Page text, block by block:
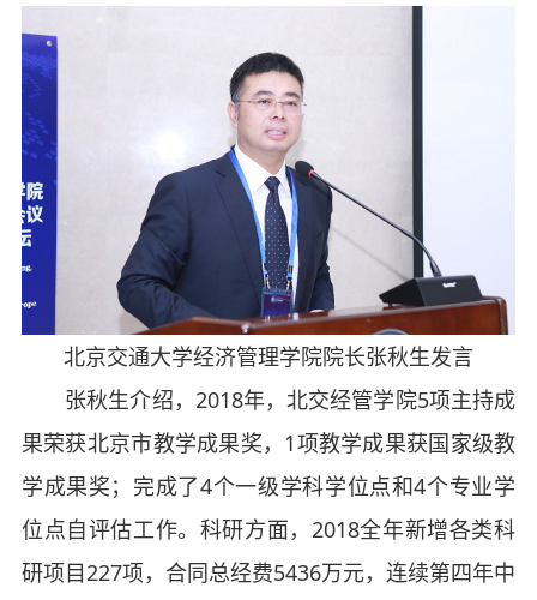
北京交通大学经济管理学院院长张秋生发言
张秋生介绍，2018年，北交经管学院5项主持成
果荣获北京市教学成果奖，1项教学成果获国家级教
学成果奖；完成了4个一级学科学位点和4个专业学
位点自评估工作。科研方面，2018全年新增各类科
研项目227项，合同总经费5436万元，连续第四年中